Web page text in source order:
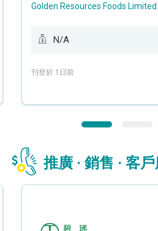
Golden Resources Foods Limited
N/A
刊登於 1日前
推廣 · 銷售 · 客